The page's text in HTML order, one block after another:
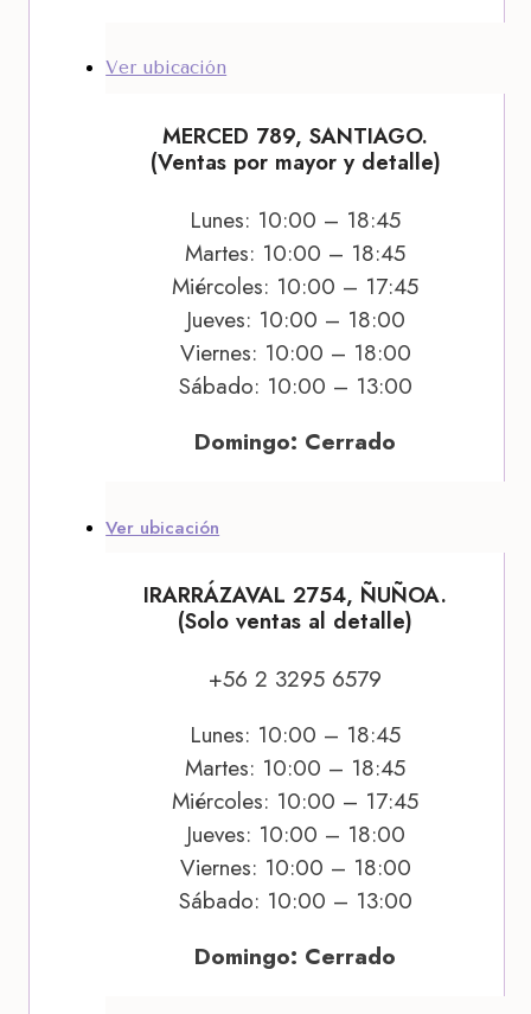
Ver ubicación
MERCED 789, SANTIAGO.
(Ventas por mayor y detalle)
Lunes: 10:00 – 18:45
Martes: 10:00 – 18:45
Miércoles: 10:00 – 17:45
Jueves: 10:00 – 18:00
Viernes: 10:00 – 18:00
Sábado: 10:00 – 13:00
Domingo: Cerrado
Ver ubicación
IRARRÁZAVAL 2754, ÑUÑOA.
(Solo ventas al detalle)
+56 2 3295 6579
Lunes: 10:00 – 18:45
Martes: 10:00 – 18:45
Miércoles: 10:00 – 17:45
Jueves: 10:00 – 18:00
Viernes: 10:00 – 18:00
Sábado: 10:00 – 13:00
Domingo: Cerrado